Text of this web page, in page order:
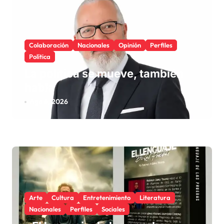
Colaboración Nacionales Opinión
Perfiles
Política
La política se mueve, también
habla
Ago 6, 2026
Arte Cultura Entretenimiento
Literatura
Nacionales
Perfiles Sociales